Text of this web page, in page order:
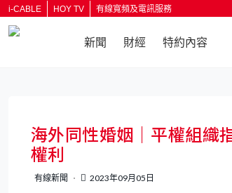
i-CABLE HOY TV 有線寬頻及電訊服務
新聞 財經 特約內容
海外同性婚姻｜平權組織
權利
有線新聞 2023年09月05日